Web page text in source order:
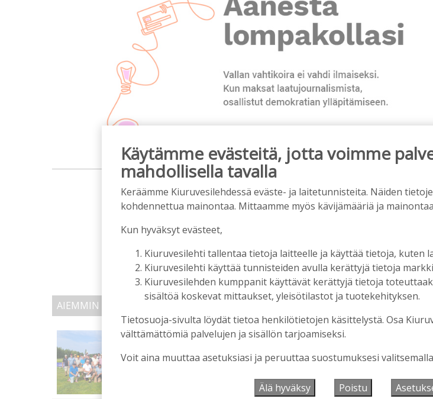
mainos päättyy
AIEMMIN AIHEESTA
Golftapahtuma tuotti jälleen komeasti tukea Kiuruveden
Tilaajille
7.8.2026 11:33
Käytämme evästeitä, jotta voimme
mahdollisella tavalla
Keräämme Kiuruvesilehdessä eväste- ja laitetunnisteita. Näiden
kohdennettua mainontaa. Mittaamme myös kävijämääriä ja
Kun hyväksyt evästeet,
Kiuruvesilehti tallentaa tietoja laitteelle ja käyttää tietoja,
Kiuruvesilehti käyttää tunnisteiden avulla kerättyjä tietoja
Kiuruvesilehden kumppanit käyttävät kerättyjä tietoja
sisältöä koskevat mittaukset, yleisötilastot ja tuotekehityksen.
Tietosuoja-sivulta löydät tietoa henkilötietojen käsittelystä. Osa
välttämättömiä palvelujen ja sisällön tarjoamiseksi.
Voit aina muuttaa asetuksiasi ja peruuttaa suostumuksesi
Älä hyväksy Poistu